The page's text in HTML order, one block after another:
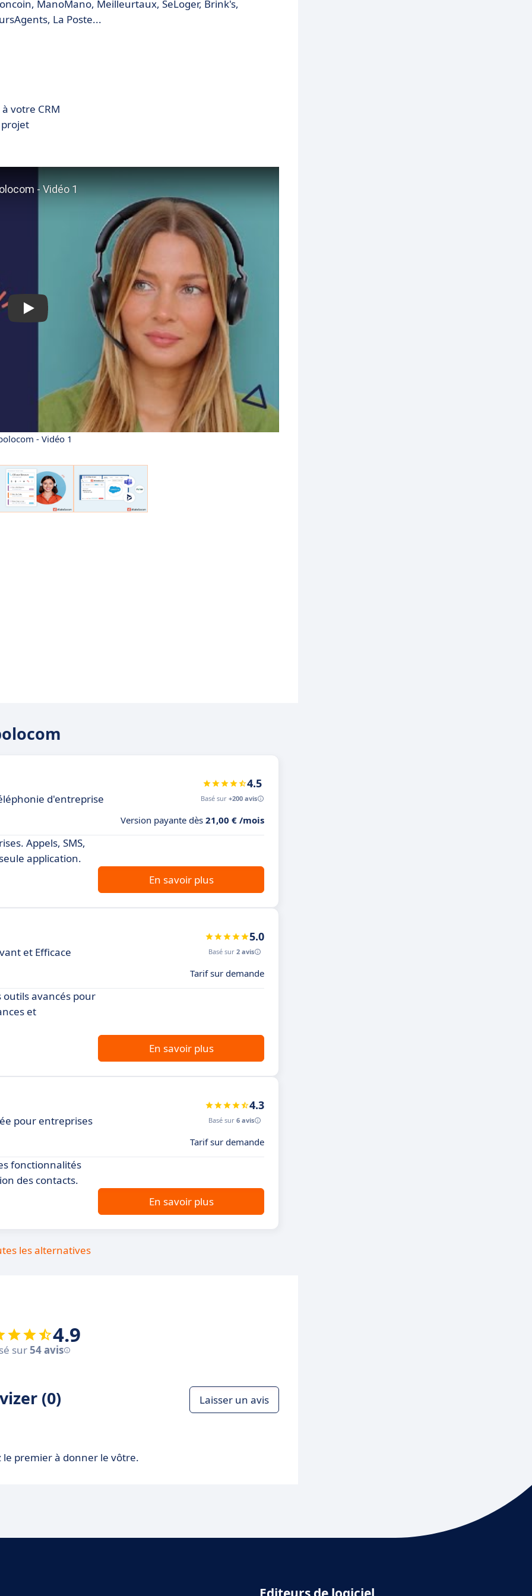
ManoMano, Meilleurtaux, SeLoger, Brink's,
La Poste...
votre CRM
- Vidéo 1
d'entreprise
4.5
Basé sur +200 avis
Version payante dès 21,00 € /mois
Appels, SMS,
application.
En savoir plus
et Efficace
5.0
Basé sur 2 avis
Tarif sur demande
avancés pour
et
En savoir plus
pour entreprises
4.3
Basé sur 6 avis
Tarif sur demande
fonctionnalités
des contacts.
En savoir plus
les alternatives
4.9
sur54 avis
(0) Laisser un avis
le premier à donner le vôtre.